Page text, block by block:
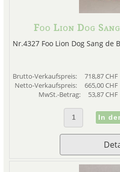
Foo Lion Dog
Nr.4327 Foo Lion Dog Sang de
Brutto-Verkaufspreis:
718,87 CHF
Netto-Verkaufspreis:
665,00 CHF
MwSt.-Betrag:
53,87 CHF